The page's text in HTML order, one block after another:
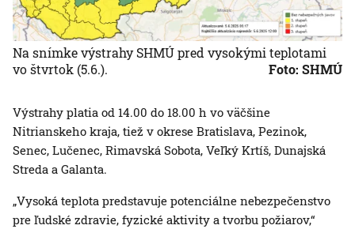
Na snímke výstrahy SHMÚ pred vysokými teplotami
vo štvrtok (5.6.).
Foto: SHMÚ
Výstrahy platia od 14.00 do 18.00 h vo väčšine
Nitrianskeho kraja, tiež v okrese Bratislava, Pezinok,
Senec, Lučenec, Rimavská Sobota, Veľký Krtíš, Dunajská
Streda a Galanta.
„Vysoká teplota predstavuje potenciálne nebezpečenstvo
pre ľudské zdravie, fyzické aktivity a tvorbu požiarov,“